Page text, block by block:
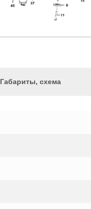
Габариты, схема